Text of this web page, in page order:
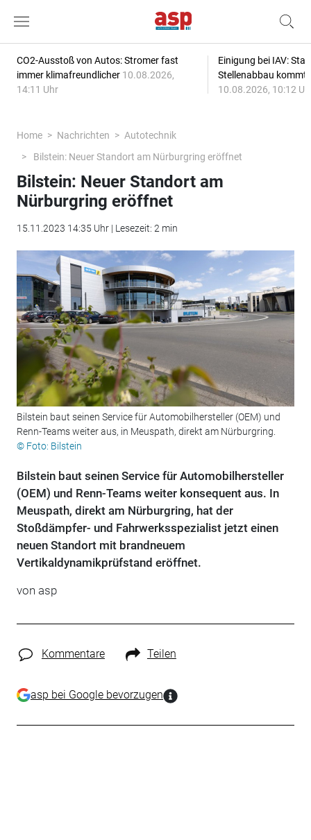
CO2-Ausstoß von Autos: Stromer fast
immer klimafreundlicher 10.08.2026,
14:11 Uhr
Einigung bei IAV:
Stellenabbau kommt
10.08.2026, 10:12
Home Nachrichten
Autotechnik
Bilstein: Neuer Standort am Nürburgring eröffnet
Bilstein: Neuer Standort am
Nürburgring eröffnet
15.11.2023 14:35 Uhr | Lesezeit: 2 min
Bilstein baut seinen Service für Automobilhersteller (OEM) und
Renn-Teams weiter aus, in Meuspath, direkt am Nürburgring.
© Foto: Bilstein
Bilstein baut seinen Service für Automobilhersteller
(OEM) und Renn-Teams weiter konsequent aus. In
Meuspath, direkt am Nürburgring, hat der
Stoßdämpfer- und Fahrwerksspezialist jetzt einen
neuen Standort mit brandneuem
Vertikaldynamikprüfstand eröffnet.
von asp
Kommentare Teilen
asp bei Google bevorzugen